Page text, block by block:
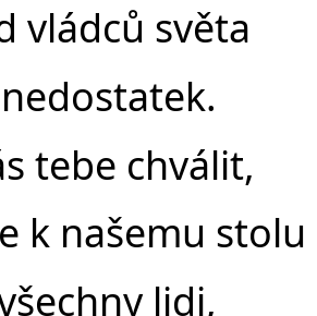
vládců světa
tebe chválit,
k našemu stolu
lidi,